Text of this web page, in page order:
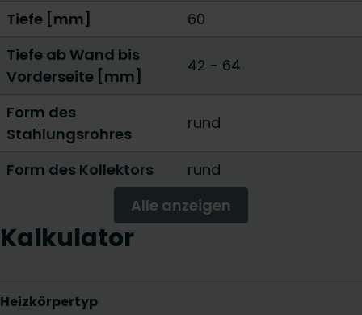
Tiefe [mm]
60
Tiefe ab Wand bis
Vorderseite [mm]
42 - 64
Form des
Stahlungsrohres
rund
Form des Kollektors
rund
Alle anzeigen
Kalkulator